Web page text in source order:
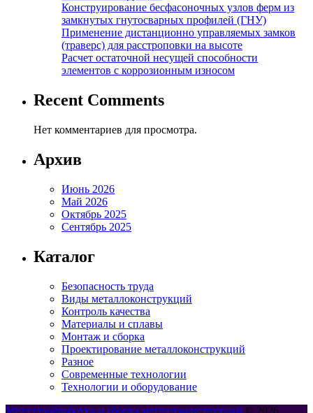
Конструирование бесфасоночных узлов ферм из
замкнутых гнутосварных профилей (ГНУ)
Применение дистанционно управляемых замков
(траверс) для расстроповки на высоте
Расчет остаточной несущей способности
элементов с коррозионным износом
Recent Comments
Нет комментариев для просмотра.
Архив
Июнь 2026
Май 2026
Октябрь 2025
Сентябрь 2025
Каталог
Безопасность труда
Виды металлоконструкций
Контроль качества
Материалы и сплавы
Монтаж и сборка
Проектирование металлоконструкций
Разное
Современные технологии
Технологии и оборудование
Металлообработка и сборка металлоконструкций © 2026